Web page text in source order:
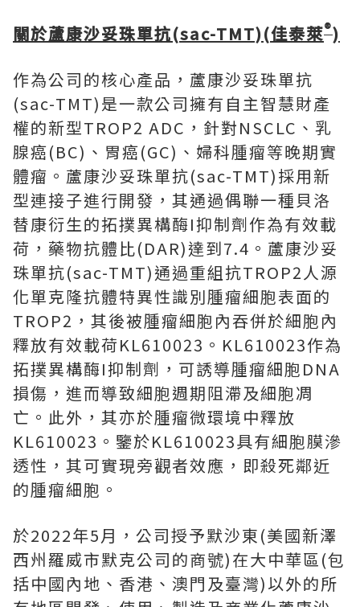
關於蘆康沙妥珠單抗(sac-TMT)(佳泰萊®)
作為公司的核心產品，蘆康沙妥珠單抗
(sac-TMT)是一款公司擁有自主智慧財產
權的新型TROP2 ADC，針對NSCLC、乳
腺癌(BC)、胃癌(GC)、婦科腫瘤等晚期實
體瘤。蘆康沙妥珠單抗(sac-TMT)採用新
型連接子進行開發，其通過偶聯一種貝洛
替康衍生的拓撲異構酶I抑制劑作為有效載
荷，藥物抗體比(DAR)達到7.4。蘆康沙妥
珠單抗(sac-TMT)通過重組抗TROP2人源
化單克隆抗體特異性識別腫瘤細胞表面的
TROP2，其後被腫瘤細胞內吞併於細胞內
釋放有效載荷KL610023。KL610023作為
拓撲異構酶I抑制劑，可誘導腫瘤細胞DNA
損傷，進而導致細胞週期阻滯及細胞凋
亡。此外，其亦於腫瘤微環境中釋放
KL610023。鑒於KL610023具有細胞膜滲
透性，其可實現旁觀者效應，即殺死鄰近
的腫瘤細胞。
於2022年5月，公司授予默沙東(美國新澤
西州羅威市默克公司的商號)在大中華區(包
括中國內地、香港、澳門及臺灣)以外的所